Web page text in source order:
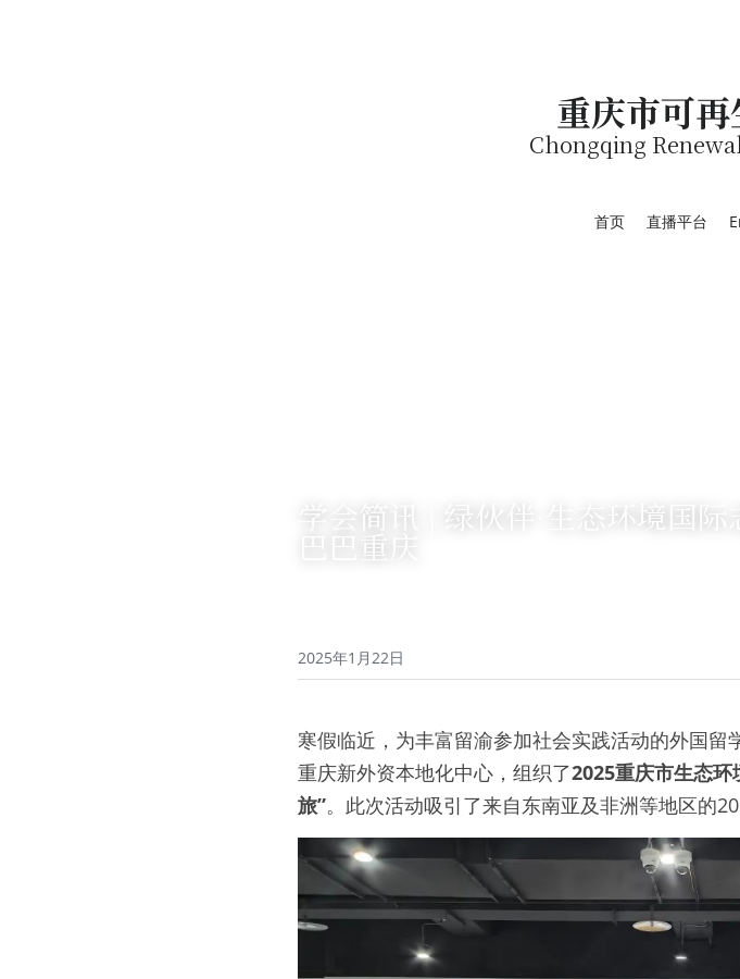
重庆市可
Chongqing
首页 直播平台
学会简讯 | 绿伙伴·生态环境国
巴巴重庆
2025年1月22日
寒假临近，为丰富留渝参加社会实践活动的外国
重庆新外资本地化中心，组织了2025重庆市生态
旅”。此次活动吸引了来自东南亚及非洲等地区的